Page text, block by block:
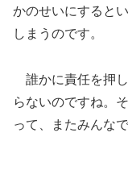
かのせいにすると
しまうのです。
誰かに責任を押
らないのですね。
って、またみんな